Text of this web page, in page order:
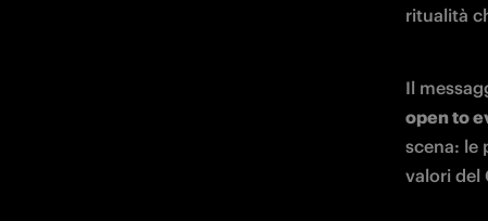
ritualità
Il
open to
scena: le
valori del